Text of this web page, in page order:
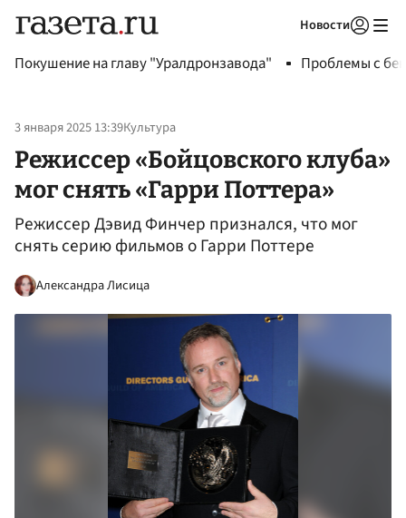
Новости
Покушение на главу "Уралдронзавода" Проблемы с
3 января 2025 13:39Культура
Режиссер «Бойцовского клуба»
мог снять «Гарри Поттера»
Режиссер Дэвид Финчер признался, что мог
снять серию фильмов о Гарри Поттере
Александра Лисица